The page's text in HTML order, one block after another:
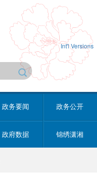
Int'l Versions
政务要闻 政务公开
政府数据 锦绣潇湘